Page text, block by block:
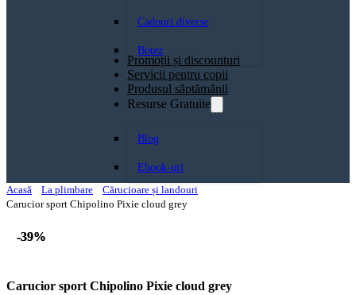
Cadouri diverse
Botez
Promoții și discounturi
Servicii pentru copii
Produsul săptămănii
Resurse Gratuite
Blog
Ebook-uri
Acasă
La plimbare
Cărucioare și landouri
Carucior sport Chipolino Pixie cloud grey
-39%
-39%
Carucior sport Chipolino Pixie cloud grey